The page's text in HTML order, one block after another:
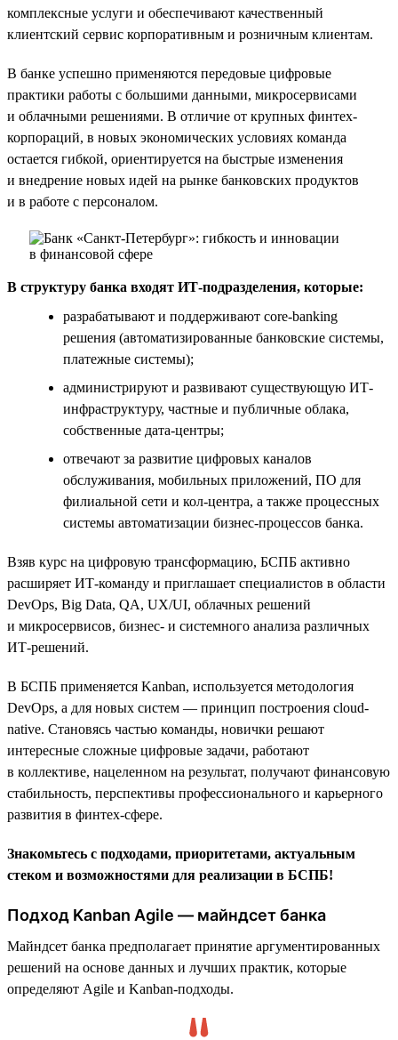
комплексные услуги и обеспечивают качественный
клиентский сервис корпоративным и розничным клиентам.
В банке успешно применяются передовые цифровые
практики работы с большими данными, микросервисами
и облачными решениями. В отличие от крупных финтех-
корпораций, в новых экономических условиях команда
остается гибкой, ориентируется на быстрые изменения
и внедрение новых идей на рынке банковских продуктов
и в работе с персоналом.
В структуру банка входят ИТ-подразделения, которые:
разрабатывают и поддерживают core-banking
решения (автоматизированные банковские системы,
платежные системы);
администрируют и развивают существующую ИТ-
инфраструктуру, частные и публичные облака,
собственные дата-центры;
отвечают за развитие цифровых каналов
обслуживания, мобильных приложений, ПО для
филиальной сети и кол-центра, а также процессных
системы автоматизации бизнес-процессов банка.
Взяв курс на цифровую трансформацию, БСПБ активно
расширяет ИТ-команду и приглашает специалистов в области
DevOps, Big Data, QA, UX/UI, облачных решений
и микросервисов, бизнес- и системного анализа различных
ИТ-решений.
В БСПБ применяется Kanban, используется методология
DevOps, а для новых систем — принцип построения cloud-
native. Становясь частью команды, новички решают
интересные сложные цифровые задачи, работают
в коллективе, нацеленном на результат, получают финансовую
стабильность, перспективы профессионального и карьерного
развития в финтех-сфере.
Знакомьтесь с подходами, приоритетами, актуальным
стеком и возможностями для реализации в БСПБ!
Подход Kanban Agile — майндсет банка
Майндсет банка предполагает принятие аргументированных
решений на основе данных и лучших практик, которые
определяют Agile и Kanban-подходы.